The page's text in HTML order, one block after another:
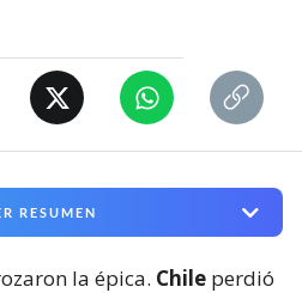
RESUMEN
la épica. Chile perdió